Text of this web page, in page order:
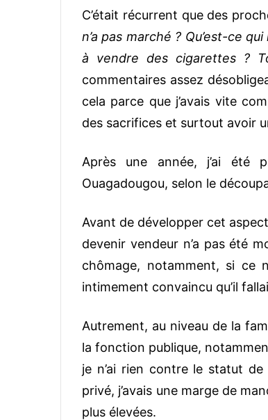
C’était récurrent que des
n’a pas marché ? Qu’est-ce
à vendre des cigarettes ?
commentaires assez
cela parce que j’avais vite
des sacrifices et surtout avoir
Après une année, j’ai été
Ouagadougou, selon le
Avant de développer cet
devenir vendeur n’a pas été
chômage, notamment, si ce
intimement convaincu qu’il
Autrement, au niveau de la
la fonction publique,
je n’ai rien contre le statut
privé, j’avais une marge de
plus élevées.